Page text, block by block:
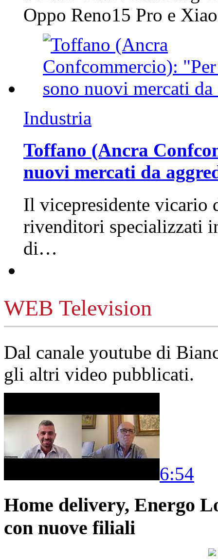
Oppo Reno15 Pro e
Industria
Toffano (Ancra
nuovi mercati da
Il vicepresidente vicario
rivenditori specializzati
di…
WEB Television
Dal canale youtube di
gli altri video pubblicati.
6:54
Home delivery, Energo
con nuove filiali